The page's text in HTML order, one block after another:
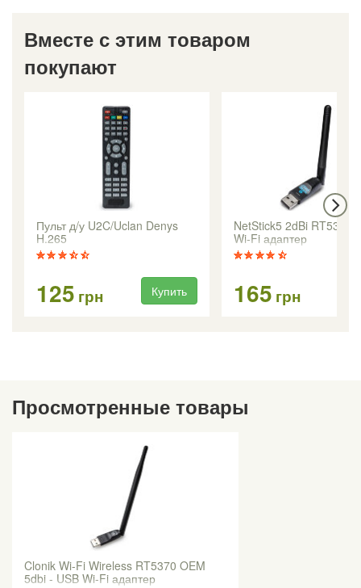
Вместе с этим товаром
покупают
Пульт д/у U2C/Uclan Denys
H.265
125 грн Купить
NetStick5 2dBi RT5370
Wi-Fi адаптер
165 грн
Просмотренные товары
Clonik Wi-Fi Wireless RT5370 OEM
5dbi - USB Wi-Fi адаптер